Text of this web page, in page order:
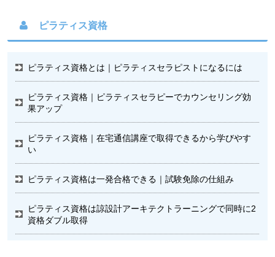
ピラティス資格
ピラティス資格とは｜ピラティスセラピストになるには
ピラティス資格｜ピラティスセラピーでカウンセリング効
果アップ
ピラティス資格｜在宅通信講座で取得できるから学びやす
い
ピラティス資格は一発合格できる｜試験免除の仕組み
ピラティス資格は諒設計アーキテクトラーニングで同時に2
資格ダブル取得